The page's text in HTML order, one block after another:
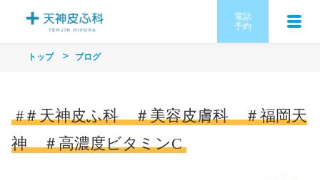
電話
予約
トップ ブログ
#＃天神皮ふ科 ＃美容皮膚科 ＃福岡天
神 ＃高濃度ビタミンC